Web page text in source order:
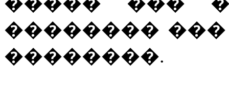
��������
��������.